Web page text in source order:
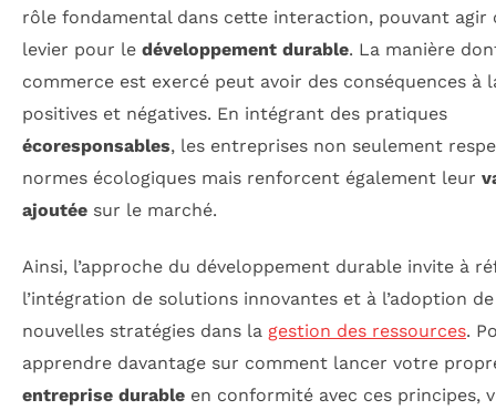
rôle fondamental dans cette interaction, pouvant agir
levier pour le développement durable. La manière
commerce est exercé peut avoir des conséquences à
positives et négatives. En intégrant des pratiques
écoresponsables, les entreprises non seulement
normes écologiques mais renforcent également leur
ajoutée sur le marché.
Ainsi, l’approche du développement durable invite à
l’intégration de solutions innovantes et à l’adoption de
nouvelles stratégies dans la gestion des ressources.
apprendre davantage sur comment lancer votre
entreprise durable en conformité avec ces principes,